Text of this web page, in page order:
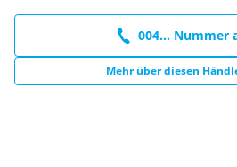
004... Nummer
Mehr über diesen